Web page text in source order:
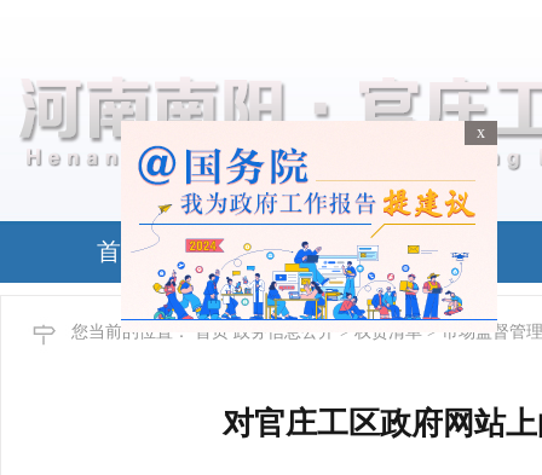
x
首页 政务公开
您当前的位置： 首页 政务信息公开 > 权责清单 > 市场监督管
对官庄工区政府网站
x